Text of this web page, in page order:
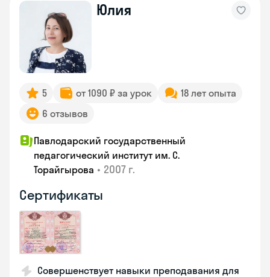
Юлия
5 от 1090 ₽ за урок
18 лет опыта
6 отзывов
Павлодарский государственный
педагогический институт им. С.
Торайгырова • 2007 г.
Сертификаты
Совершенствует навыки преподавания для